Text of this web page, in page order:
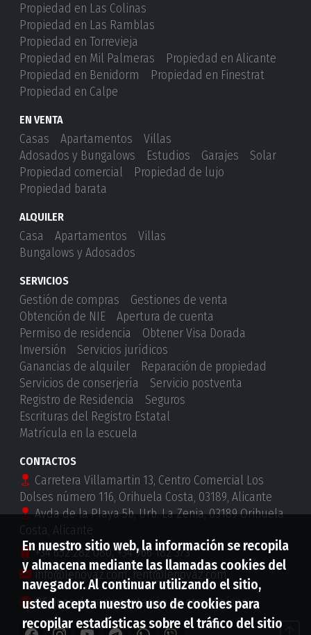
Propiedad en Las Colinas
Propiedad en Las Ramblas
Propiedad en Torrevieja
Propiedad en Mil Palmeras
Propiedad en Alicante
Propiedad en Benidorm
Propiedad en Finestrat
Propiedad en Calpe
EN VENTA
Casas Apartamentos
Villas
Adosados ​​y Bungalows
Estudios Garajes
Solar
Propiedad comercial
Propiedad de lujo
Propiedad barata
ALQUILER
Casa Apartamentos
Villas
Bungalows y Adosados
SERVICIOS
Gestión de compras
Gestiones de venta
Obtención de NIE
Apertura de cuenta
Permiso de residencia
Obtener Visa Dorada
Inversión
Servicios jurídicos
Ganancias de alquiler
Reparación de propiedad
Servicios de conserjería
Servicio postventa
Registro de Residencia
Seguros
Escrituras del Registro Estatal
Matrícula en la escuela
CONTACTOS
Carretera Villamartin 13, Centro Comercial Los
Dolses número 116, Orihuela Costa, 03189, Alicante
Avda de la Playa 5b, Urb. La Zenia, 03189 Orihuela
Costa, Alicante
+34 652 282 080,+34 966 182 373
info@lenovaz.com, rent@lenovaz.com
Oficinas de representación en otros países
En nuestro sitio web, la información se recopila
y almacena mediante las llamadas cookies del
navegador. Al continuar utilizando el sitio,
usted acepta nuestro uso de cookies para
recopilar estadísticas sobre el tráfico del sitio